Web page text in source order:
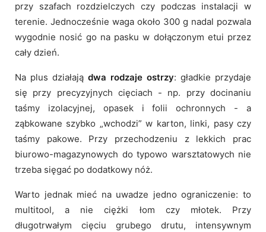
przy szafach rozdzielczych czy podczas instalacji w
terenie. Jednocześnie waga około 300 g nadal pozwala
wygodnie nosić go na pasku w dołączonym etui przez
cały dzień.
Na plus działają dwa rodzaje ostrzy: gładkie przydaje
się przy precyzyjnych cięciach - np. przy docinaniu
taśmy izolacyjnej, opasek i folii ochronnych - a
ząbkowane szybko „wchodzi” w karton, linki, pasy czy
taśmy pakowe. Przy przechodzeniu z lekkich prac
biurowo-magazynowych do typowo warsztatowych nie
trzeba sięgać po dodatkowy nóż.
Warto jednak mieć na uwadze jedno ograniczenie: to
multitool, a nie ciężki łom czy młotek. Przy
długotrwałym cięciu grubego drutu, intensywnym